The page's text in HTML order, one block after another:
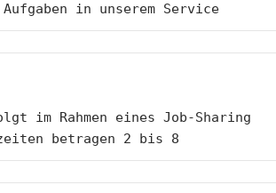
in unserem Service
im Rahmen eines Job-Sharing
betragen 2 bis 8